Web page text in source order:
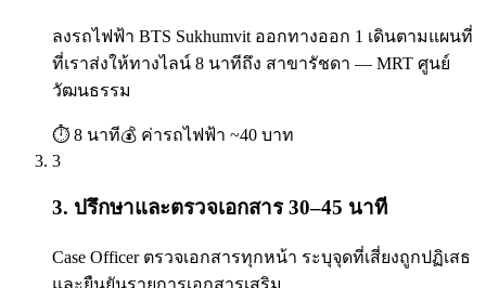
ลงรถไฟฟ้า BTS Sukhumvit ออกทางออก 1 เดินตามแผนที่
ที่เราส่งให้ทางไลน์ 8 นาทีถึง สาขารัชดา — MRT ศูนย์
วัฒนธรรม
⏱ 8 นาที💰 ค่ารถไฟฟ้า ~40 บาท
3
3. ปรึกษาและตรวจเอกสาร 30–45 นาที
Case Officer ตรวจเอกสารทุกหน้า ระบุจุดที่เสี่ยงถูกปฏิเสธ
และยืนยันรายการเอกสารเสริม